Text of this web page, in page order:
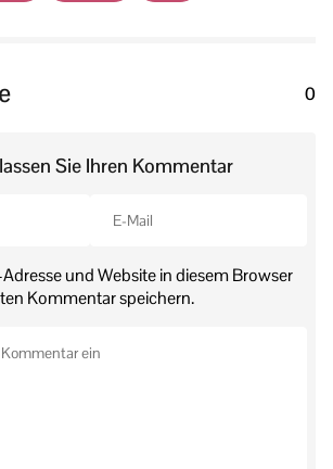
0
Sie Ihren Kommentar
und Website in diesem Browser
Kommentar speichern.